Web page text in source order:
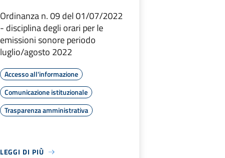
Ordinanza n. 09 del 01/07/2022
- disciplina degli orari per le
emissioni sonore periodo
luglio/agosto 2022
Accesso all'informazione
Comunicazione istituzionale
Trasparenza amministrativa
LEGGI DI PIÙ